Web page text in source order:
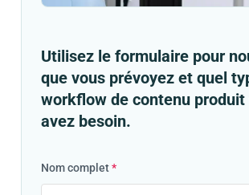
Utilisez le formulaire pour
que vous prévoyez et quel
workflow de contenu produit
avez besoin.
Nom complet*